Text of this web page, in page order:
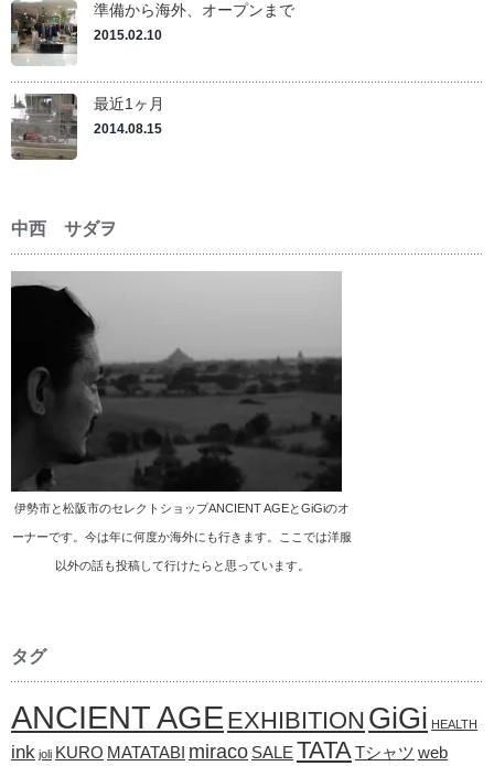
準備から海外、オープンまで
2015.02.10
最近1ヶ月
2014.08.15
中西 サダヲ
伊勢市と松阪市のセレクトショップANCIENT AGEとGiGiのオ
ーナーです。今は年に何度か海外にも行きます。ここでは洋服
以外の話も投稿して行けたらと思っています。
タグ
ANCIENT AGE EXHIBITION GiGi HEALTH
ink joli KURO MATATABI miraco SALETATATシャツ web